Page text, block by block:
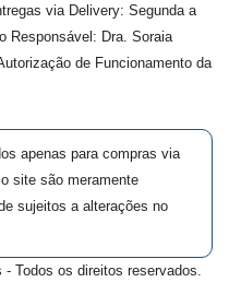
via Delivery: Segunda a
Responsável: Dra. Soraia
de Funcionamento da
apenas para compras via
site são meramente
sujeitos a alterações no
Todos os direitos reservados.